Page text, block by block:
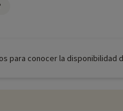
para conocer la disponibilidad